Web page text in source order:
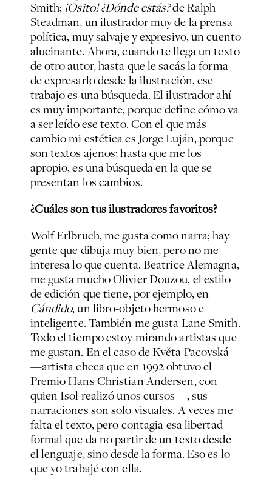
Smith;¡Osito! ¿Dónde estás?de Ralph
Steadman, un ilustrador muy de la prensa
política, muy salvaje y expresivo, un cuento
alucinante. Ahora, cuando te llega un texto
de otro autor, hasta que le sacás la forma
de expresarlo desde la ilustración, ese
trabajo es una búsqueda. El ilustrador ahí
es muy importante, porque define cómo va
a ser leído ese texto. Con el que más
cambio mi estética es Jorge Luján, porque
son textos ajenos; hasta que me los
apropio, es una búsqueda en la que se
presentan los cambios.
¿Cuáles son tus ilustradores favoritos?
Wolf Erlbruch, me gusta como narra; hay
gente que dibuja muy bien, pero no me
interesa lo que cuenta. Beatrice Alemagna,
me gusta mucho Olivier Douzou, el estilo
de edición que tiene, por ejemplo, en
Cándido, un libro-objeto hermoso e
inteligente. También me gusta Lane Smith.
Todo el tiempo estoy mirando artistas que
me gustan. En el caso de Květa Pacovská
—artista checa que en 1992 obtuvo el
Premio Hans Christian Andersen, con
quien Isol realizó unos cursos—, sus
narraciones son solo visuales. A veces me
falta el texto, pero contagia esa libertad
formal que da no partir de un texto desde
el lenguaje, sino desde la forma. Eso es lo
que yo trabajé con ella.